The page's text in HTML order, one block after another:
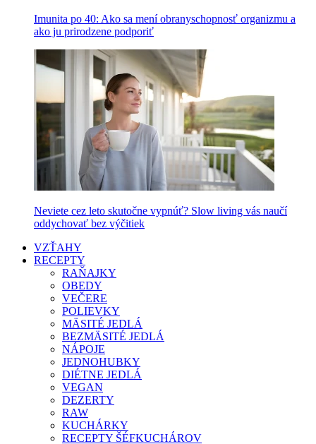
Imunita po 40: Ako sa mení obranyschopnosť organizmu a
ako ju prirodzene podporiť
Neviete cez leto skutočne vypnúť? Slow living vás naučí
oddychovať bez výčitiek
VZŤAHY
RECEPTY
RAŇAJKY
OBEDY
VEČERE
POLIEVKY
MÄSITÉ JEDLÁ
BEZMÄSITÉ JEDLÁ
NÁPOJE
JEDNOHUBKY
DIÉTNE JEDLÁ
VEGAN
DEZERTY
RAW
KUCHÁRKY
RECEPTY ŠÉFKUCHÁROV